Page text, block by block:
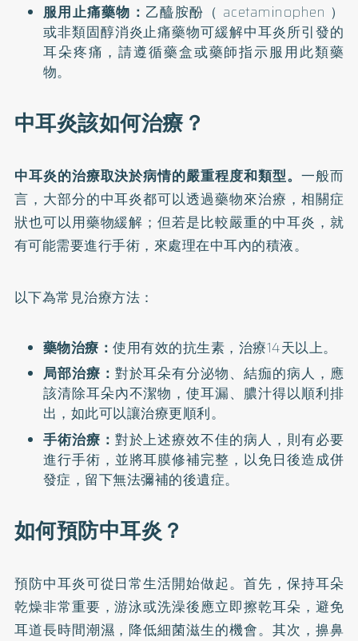
服用止痛藥物： 乙醯胺酚（ acetaminophen ）
或非類固醇消炎止痛藥物可緩解中耳炎所引發的
耳朵疼痛，請遵循藥盒或藥師指示服用此類藥
物。
中耳炎該如何治療？
中耳炎的治療取決於病情的嚴重程度和類型。 一般而
言，大部分的中耳炎都可以透過藥物來治療，相關症
狀也可以用藥物緩解；但若是比較嚴重的中耳炎，就
有可能需要進行手術，來處理在中耳內的積液。
以下為常見治療方法：
藥物治療：使用有效的抗生素，治療14天以上。
局部治療： 對於耳朵有分泌物、結痂的病人，應
該清除耳朵內不潔物，使耳漏、膿汁得以順利排
出，如此可以讓治療更順利。
手術治療： 對於上述療效不佳的病人，則有必要
進行手術，並將耳膜修補完整，以免日後造成併
發症，留下無法彌補的後遺症。
如何預防中耳炎？
預防中耳炎可從日常生活開始做起。首先，保持耳朵
乾燥非常重要，游泳或洗澡後應立即擦乾耳朵，避免
耳道長時間潮濕，降低細菌滋生的機會。其次，擤鼻